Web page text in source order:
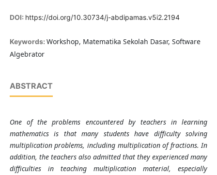
DOI: https://doi.org/10.30734/j-abdipamas.v5i2.2194
Keywords: Workshop, Matematika Sekolah Dasar, Software
Algebrator
ABSTRACT
One of the problems encountered by teachers in learning
mathematics is that many students have difficulty solving
multiplication problems, including multiplication of fractions. In
addition, the teachers also admitted that they experienced many
difficulties in teaching multiplication material, especially